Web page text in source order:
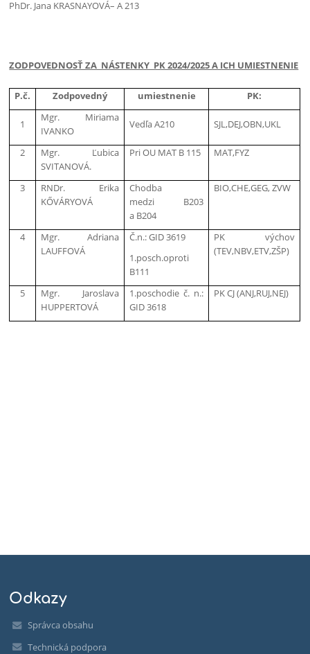
PhDr. Jana KRASNAYOVÁ– A 213
ZODPOVEDNOSŤ ZA NÁSTENKY PK 2024/2025 A ICH UMIESTNENIE
P.č. Zodpovedný umiestnenie PK:
1
Mgr. Miriama
IVANKO
Vedľa A210 SJL,DEJ,OBN,UKL
2
Mgr. Ľubica
SVITANOVÁ.
Pri OU MAT B 115 MAT,FYZ
3
RNDr. Erika
KŐVÁRYOVÁ
Chodba
medzi B203
a B204
BIO,CHE,GEG, ZVW
4
Mgr. Adriana
LAUFFOVÁ
Č.n.: GID 3619
1.posch.oproti
B111
PK výchov
(TEV,NBV,ETV,ZŠP)
5
Mgr. Jaroslava
HUPPERTOVÁ
1.poschodie č. n.:
GID 3618
PK CJ (ANJ,RUJ,NEJ)
Odkazy
Správca obsahu
Technická podpora